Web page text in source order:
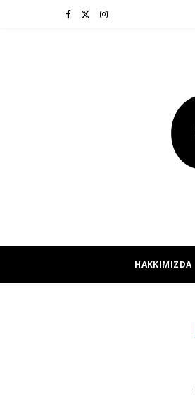
F I
HAKKIMIZDA